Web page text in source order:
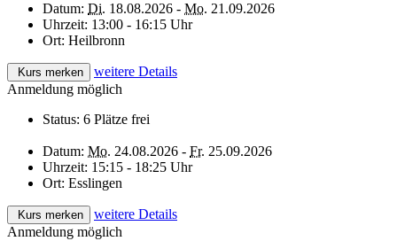
Datum: Di. 18.08.2026 - Mo. 21.09.2026
Uhrzeit: 13:00 - 16:15 Uhr
Ort: Heilbronn
Kurs merken
weitere Details
Anmeldung möglich
Status: 6 Plätze frei
Datum: Mo. 24.08.2026 - Fr. 25.09.2026
Uhrzeit: 15:15 - 18:25 Uhr
Ort: Esslingen
Kurs merken
weitere Details
Anmeldung möglich